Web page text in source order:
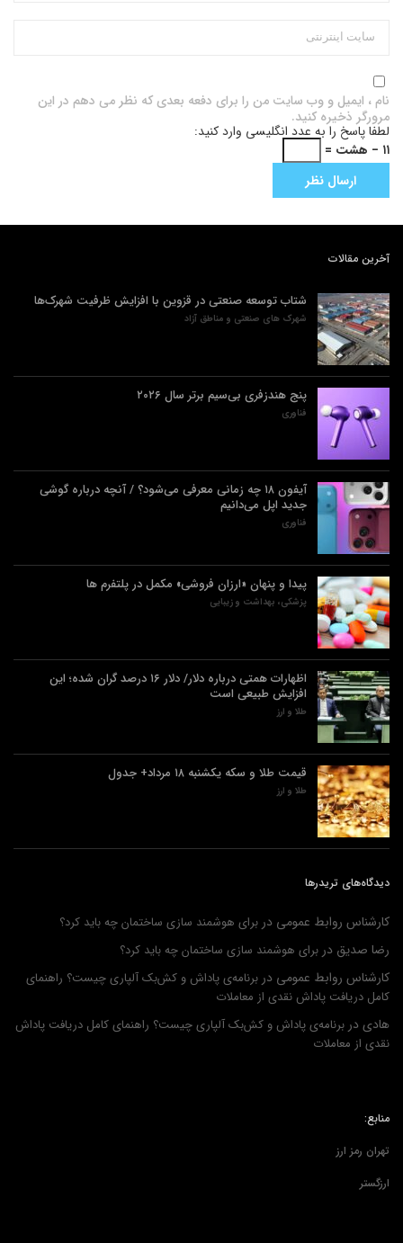
نام ، ایمیل و وب سایت من را برای دفعه بعدی که نظر می دهم در این
مرورگر ذخیره کنید.
لطفا پاسخ را به عدد انگلیسی وارد کنید:
۱۱ − هشت =
آخرین مقالات
شتاب توسعه صنعتی در قزوین با افزایش ظرفیت شهرک‌ها
شهرک های صنعتی و مناطق آزاد
پنج هندزفری بی‌سیم برتر سال ۲۰۲۶
فناوری
آیفون ۱۸ چه زمانی معرفی می‌شود؟ / آنچه درباره گوشی
جدید اپل می‌دانیم
فناوری
پیدا و پنهان «ارزان فروشی» مکمل در پلتفرم ها
پزشکی، بهداشت و زیبایی
اظهارات همتی درباره دلار/ دلار ۱۶ درصد گران شده؛ این
افزایش طبیعی است
طلا و ارز
قیمت طلا و سکه یکشنبه ۱۸ مرداد+ جدول
طلا و ارز
دیدگاه‌های تریدرها
کارشناس روابط عمومی در برای هوشمند سازی ساختمان چه باید کرد؟
رضا صدیق در برای هوشمند سازی ساختمان چه باید کرد؟
کارشناس روابط عمومی در برنامه‌ی پاداش و کش‌بک آلپاری چیست؟ راهنمای
کامل دریافت پاداش نقدی از معاملات
هادی در برنامه‌ی پاداش و کش‌بک آلپاری چیست؟ راهنمای کامل دریافت پاداش
نقدی از معاملات
منابع:
تهران رمز ارز
ارزگستر